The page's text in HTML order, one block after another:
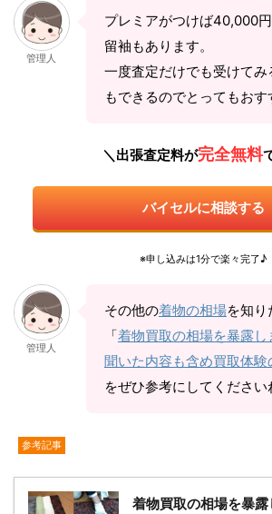
管理人
プレミアがつけば40,000
留袖もあります。
一度査定だけでも受けてみ
もできるのでとってもお
＼出張査定料が完全無料
バイセルに相談する
※申し込みは1分で楽々完了♪
管理人
その他の着物の相場を知
「着物買取の相場を暴露
聞いた内容も含め買取体験
をぜひ参考にしてくださ
参考記事
着物買取の相場を暴